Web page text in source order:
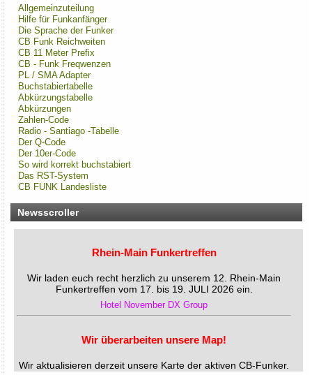
Allgemeinzuteilung
Hilfe für Funkanfänger
Die Sprache der Funker
CB Funk Reichweiten
CB 11 Meter Prefix
CB - Funk Freqwenzen
PL / SMA Adapter
Buchstabiertabelle
Abkürzungstabelle
Abkürzungen
Zahlen-Code
Radio - Santiago -Tabelle
Der Q-Code
Der 10er-Code
So wird korrekt buchstabiert
Das RST-System
CB FUNK Landesliste
Newsscroller
Rhein-Main Funkertreffen
Wir laden euch recht herzlich zu unserem 12. Rhein-Main
Funkertreffen vom 17. bis 19. JULI 2026 ein.
Hotel November DX Group
Wir überarbeiten unsere Map!
Wir aktualisieren derzeit unsere Karte der aktiven CB-Funker.
Alle aktiven Mitglieder werden ab sofort mit einem grünen